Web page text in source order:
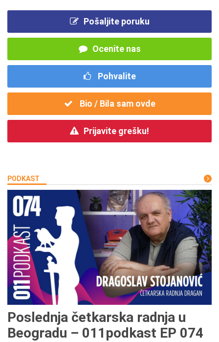
Pošaljite poruku
Ocenite nas
Pohvalite
Bio / Bila sam ovde
Prijavite grešku!
PODKAST
Poslednja četkarska radnja u
Beogradu – 011podkast EP 074